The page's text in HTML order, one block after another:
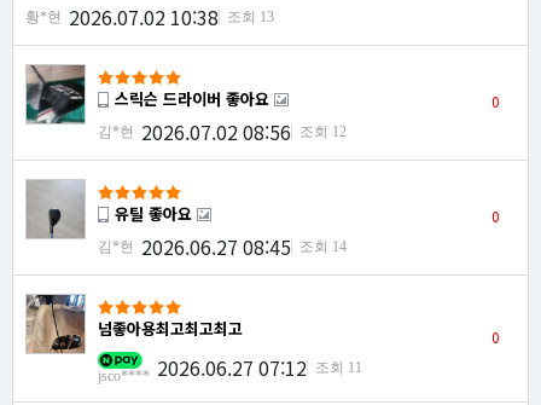
황*현 2026.07.02 10:38 조회 13
스릭슨 드라이버 좋아요
김*현 2026.07.02 08:56 조회 12
0
유틸 좋아요
김*현 2026.06.27 08:45 조회 14
0
넘좋아용최고최고최고
jsco**** 2026.06.27 07:12 조회 11
0